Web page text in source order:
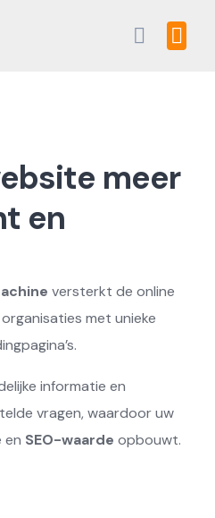
meer
en
versterkt de online
met unieke
informatie en
vragen, waardoor uw
en SEO-waarde opbouwt.